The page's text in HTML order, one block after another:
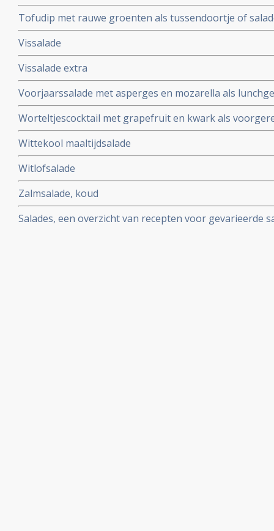
Tofudip met rauwe groenten als tussendoortje of
Vissalade
Vissalade extra
Voorjaarssalade met asperges en mozarella als
Worteltjescocktail met grapefruit en kwark als
Wittekool maaltijdsalade
Witlofsalade
Zalmsalade, koud
Salades, een overzicht van recepten voor gevarieerde